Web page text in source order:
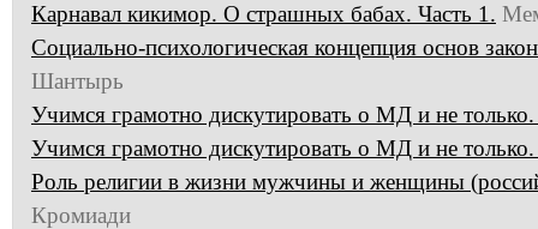
Карнавал кикимор. О страшных бабах. Часть 1.
Социально-психологическая концепция основ
Шантырь
Учимся грамотно дискутировать о МД и не только.
Учимся грамотно дискутировать о МД и не только.
Роль религии в жизни мужчины и женщины
Кромиади